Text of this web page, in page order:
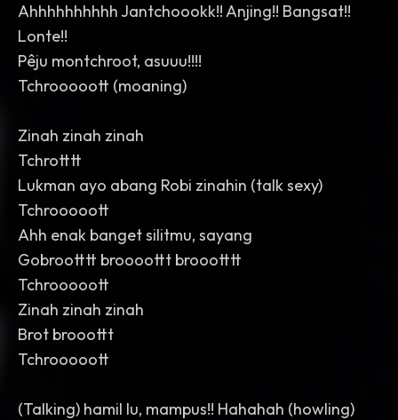
Ahhhhhhhhhh Jantchoookk!! Anjing!! Bangsat!!
Lonte!!
Pêju montchroot, asuuu!!!!
Tchrooooott (moaning)
Zinah zinah zinah
Tchrotttt
Lukman ayo abang Robi zinahin (talk sexy)
Tchrooooott
Ahh enak banget silitmu, sayang
Gobrootttt broooottt broootttt
Tchrooooott
Zinah zinah zinah
Brot brooottt
Tchrooooott
(Talking) hamil lu, mampus!! Hahahah (howling)